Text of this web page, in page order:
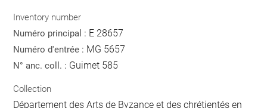
Inventory number
Numéro principal : E 28657
Numéro d'entrée : MG 5657
N° anc. coll. : Guimet 585
Collection
Département des Arts de Byzance et des chrétientés en